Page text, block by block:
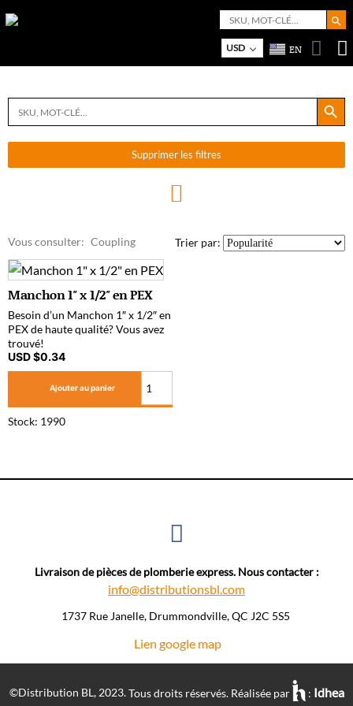
Search
for:
Search
USD EN
Search
for:
Search Button
Supprimer les filtres
Vous consulter: Coupling Trier par:
Manchon 1″ x 1/2″ en PEX
Besoin d’un Manchon 1″ x 1/2″ en
PEX de haute qualité? Vous avez
trouvé!
USD $0.34
Ajouter au panier
Stock: 1990
Livraison de pièces de plomberie express. Nous contacter :
info@distributionsbl.com
1737 Rue Janelle, Drummondville, QC J2C 5S5 ​
Lien google map
©Distribution BL, 2023.Tous droits réservés. Réalisée par : Idhea